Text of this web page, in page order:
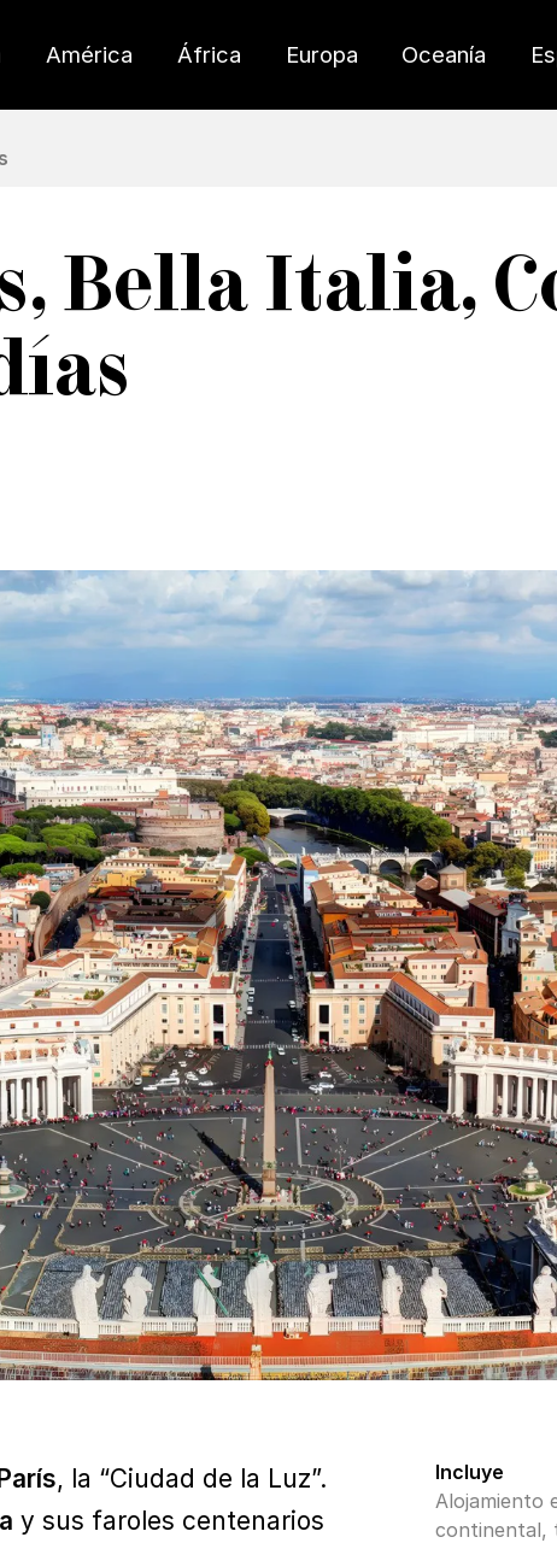
América África Europa Oceanía
Bella Italia,
, la “Ciudad de la Luz”.
y sus faroles centenarios
Incluye
Alojamiento
continental,